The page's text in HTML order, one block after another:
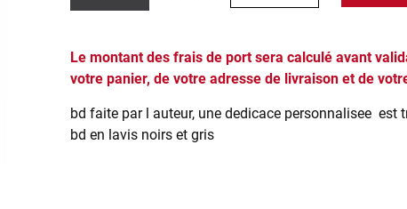
Le montant des frais de port sera calculé avant
votre panier, de votre adresse de livraison et de
bd faite par l auteur, une dedicace personnalisee est
bd en lavis noirs et gris